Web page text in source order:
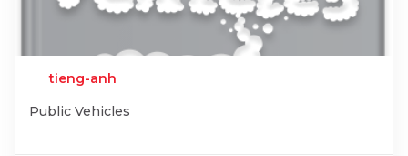
tieng-anh
Public Vehicles